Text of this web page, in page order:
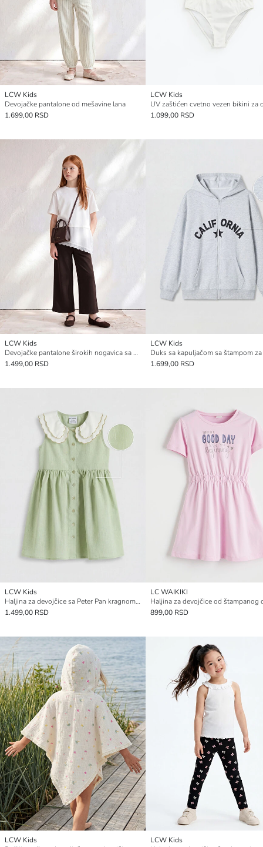
LCW Kids
Devojačke pantalone od mešavine lana
1.699,00 RSD
LCW Kids
1.099,00 RSD
LCW Kids
Devojačke pantalone širokih nogavica sa mekim dodirom
1.499,00 RSD
LCW Kids
1.699,00 RSD
LCW Kids
Haljina za devojčice sa Peter Pan kragnom od materijala sa izgledom lana
1.499,00 RSD
LC WAIKIKI
Haljina za devojčice od štampanog
899,00 RSD
LCW Kids
LCW Kids